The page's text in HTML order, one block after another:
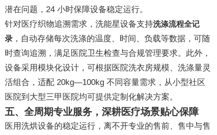
潜在问题，24 小时保障设备稳定运行。
针对医疗织物追溯需求，洗能星设备支持洗涤流程全记
录 ，自动存储每次洗涤的温度、时间、负载等数据，可随
时查询追溯，满足医院卫生检查与合规管理要求。此外，
设备采用模块化设计，可根据医院洗衣房规模、洗涤量灵
活组合，适配 20kg—100kg 不同容量需求，从小型社区
医院到大型三甲医院均可提供定制化解决方案。
五、全周期专业服务，深耕医疗场景贴心保障
医用洗烘设备的稳定运行，离不开专业的售前、售中与售